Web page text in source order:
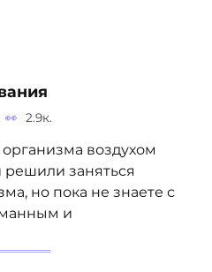
2.9к.
воздухом
решили заняться
но пока не знаете с
и